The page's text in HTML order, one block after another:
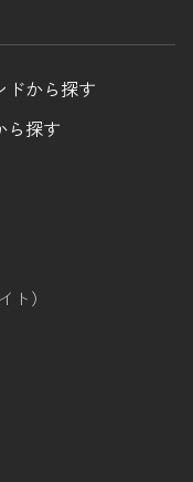
ドから探す
ら探す
ト）